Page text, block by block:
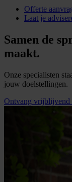
Offerte
Laat je
Samen de
maakt.
Onze specialisten
jouw doelstellingen.
Ontvang vrijblijvend